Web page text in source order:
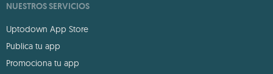
NUESTROS SERVICIOS
Uptodown App Store
Publica tu app
Promociona tu app